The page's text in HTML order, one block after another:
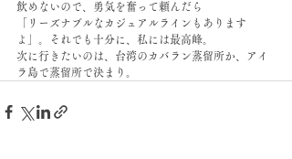
飲めないので、勇気を奮って頼んだら
「リーズナブルなカジュアルラインもあります
よ」。それでも十分に、私には最高峰。
次に行きたいのは、台湾のカバラン蒸留所か、アイ
ラ島で蒸留所で決まり。